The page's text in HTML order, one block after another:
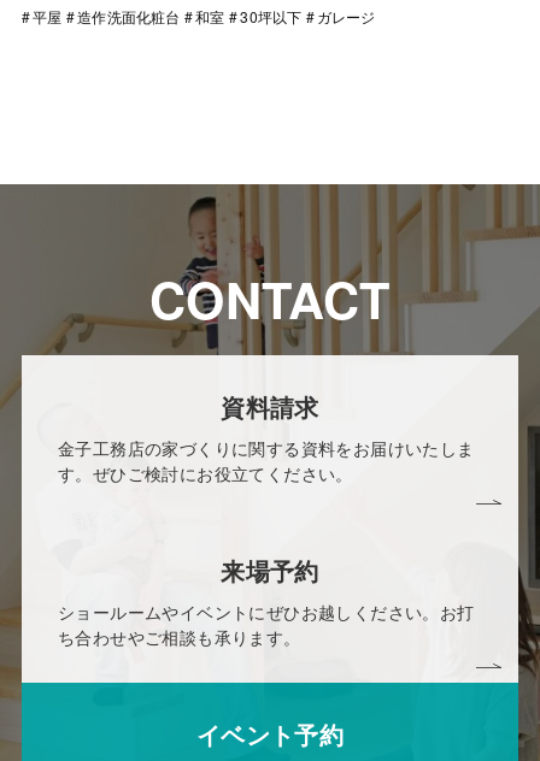
平屋
造作洗面化粧台 和室 30坪以下 ガレージ
CONTACT
資料請求
金子工務店の家づくりに関する資料をお届けいたしま
す。ぜひご検討にお役立てください。
来場予約
ショールームやイベントにぜひお越しください。お打
ち合わせやご相談も承ります。
イベント予約